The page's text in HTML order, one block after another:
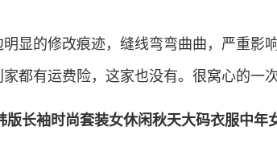
显的修改痕迹，缝线弯弯曲曲，严重影
都有运费险，这家也没有。很窝心的一次
长袖时尚套装女休闲秋天大码衣服中年